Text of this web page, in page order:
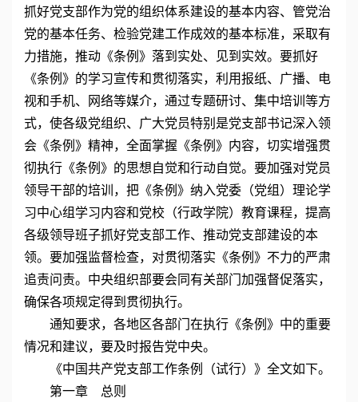
抓好党支部作为党的组织体系建设的基本内容、管党治
党的基本任务、检验党建工作成效的基本标准，采取有
力措施，推动《条例》落到实处、见到实效。要抓好
《条例》的学习宣传和贯彻落实，利用报纸、广播、电
视和手机、网络等媒介，通过专题研讨、集中培训等方
式，使各级党组织、广大党员特别是党支部书记深入领
会《条例》精神，全面掌握《条例》内容，切实增强贯
彻执行《条例》的思想自觉和行动自觉。要加强对党员
领导干部的培训，把《条例》纳入党委（党组）理论学
习中心组学习内容和党校（行政学院）教育课程，提高
各级领导班子抓好党支部工作、推动党支部建设的本
领。要加强监督检查，对贯彻落实《条例》不力的严肃
追责问责。中央组织部要会同有关部门加强督促落实，
确保各项规定得到贯彻执行。
通知要求，各地区各部门在执行《条例》中的重要
情况和建议，要及时报告党中央。
《中国共产党支部工作条例（试行）》全文如下。
第一章 总则